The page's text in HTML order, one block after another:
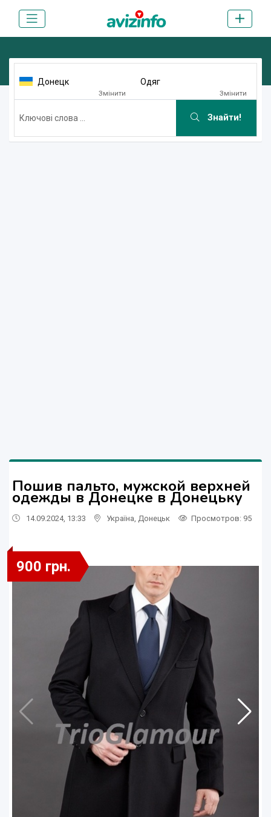
Донецк
Змінити
Одяг
Змінити
Знайти!
Пошив пальто, мужской верхней
одежды в Донецке в Донецьку
14.09.2024, 13:33 Україна Донецьк Просмотров: 95
900 грн.